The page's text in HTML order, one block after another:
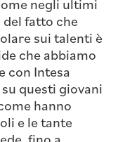
negli ultimi
fatto che
sui talenti è
che abbiamo
con Intesa
questi giovani
hanno
e le tante